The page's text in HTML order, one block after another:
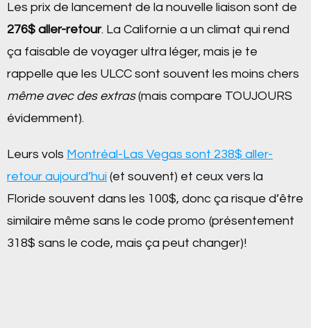
Les prix de lancement de la nouvelle liaison sont de
276$ aller-retour. La Californie a un climat qui rend
ça faisable de voyager ultra léger, mais je te
rappelle que les ULCC sont souvent les moins chers
même avec des extras(mais compare TOUJOURS
évidemment).
Leurs vols Montréal-Las Vegas sont 238$ aller-
retour aujourd’hui (et souvent) et ceux vers la
Floride souvent dans les 100$, donc ça risque d’être
similaire même sans le code promo (présentement
318$ sans le code, mais ça peut changer)!